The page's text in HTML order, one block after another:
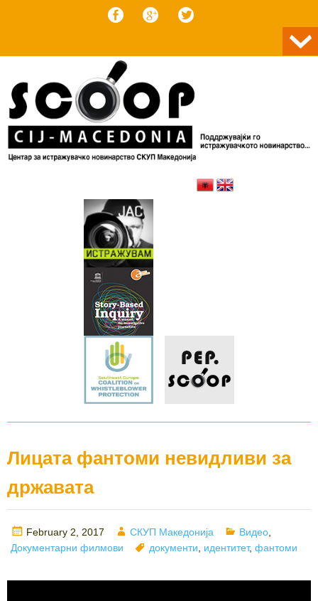
Лицата фантоми невидливи за
државата
Posted
on
February 2, 2017 Author
СКУП Македонија Categories
Видео
Документарни филмови
Tags
документи идентитет, фантоми